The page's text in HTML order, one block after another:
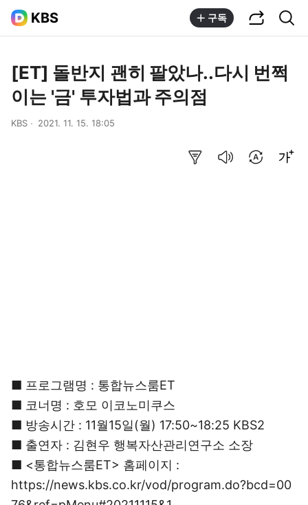
KBS 구독
[ET] 돌반지 괜히 팔았나..다시 번쩍
이는 '금' 투자법과 주의점
KBS 2021. 11. 15. 18:05
■ 프로그램명 : 통합뉴스룸ET
■ 코너명 : 호모 이코노미쿠스
■ 방송시간 : 11월15일(월) 17:50~18:25 KBS2
■ 출연자 : 김현우 행복자산관리연구소 소장
■ <통합뉴스룸ET> 홈페이지 :
https://news.kbs.co.kr/vod/program.do?bcd=00